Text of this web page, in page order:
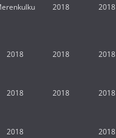
2018 2018
2018 2018 2018
2018 2018 2018
2018 2018